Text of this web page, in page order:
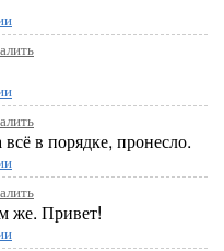
в порядке, пронесло.
же. Привет!